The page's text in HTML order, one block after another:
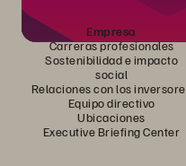
Empresa
Carreras profesionales
Sostenibilidad e impacto
social
Relaciones con los
Equipo directivo
Ubicaciones
Executive Briefing Center